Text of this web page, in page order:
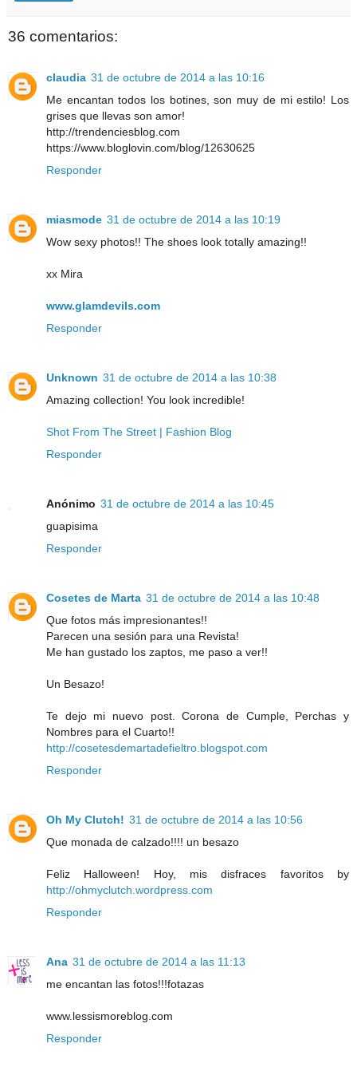
36 comentarios:
claudia 31 de octubre de 2014 a las 10:16
Me encantan todos los botines, son muy de mi estilo! Los
grises que llevas son amor!
http://trendenciesblog.com
https://www.bloglovin.com/blog/12630625
Responder
miasmode 31 de octubre de 2014 a las 10:19
Wow sexy photos!! The shoes look totally amazing!!
xx Mira
www.glamdevils.com
Responder
Unknown 31 de octubre de 2014 a las 10:38
Amazing collection! You look incredible!
Shot From The Street | Fashion Blog
Responder
Anónimo 31 de octubre de 2014 a las 10:45
guapisima
Responder
Cosetes de Marta 31 de octubre de 2014 a las 10:48
Que fotos más impresionantes!!
Parecen una sesión para una Revista!
Me han gustado los zaptos, me paso a ver!!
Un Besazo!
Te dejo mi nuevo post. Corona de Cumple, Perchas y
Nombres para el Cuarto!!
http://cosetesdemartadefieltro.blogspot.com
Responder
Oh My Clutch! 31 de octubre de 2014 a las 10:56
Que monada de calzado!!!! un besazo
Feliz Halloween! Hoy, mis disfraces favoritos by
http://ohmyclutch.wordpress.com
Responder
Ana 31 de octubre de 2014 a las 11:13
me encantan las fotos!!!fotazas
www.lessismoreblog.com
Responder